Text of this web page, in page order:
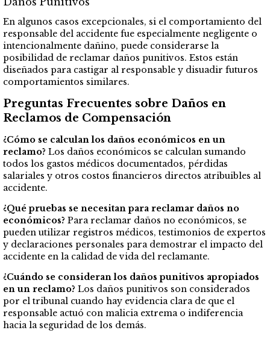
En algunos casos excepcionales, si el comportamiento del
responsable del accidente fue especialmente negligente o
intencionalmente dañino, puede considerarse la
posibilidad de reclamar daños punitivos. Estos están
diseñados para castigar al responsable y disuadir futuros
comportamientos similares.
Preguntas Frecuentes sobre Daños en
Reclamos de Compensación
¿Cómo se calculan los daños económicos en un
reclamo? Los daños económicos se calculan sumando
todos los gastos médicos documentados, pérdidas
salariales y otros costos financieros directos atribuibles al
accidente.
¿Qué pruebas se necesitan para reclamar daños no
económicos? Para reclamar daños no económicos, se
pueden utilizar registros médicos, testimonios de expertos
y declaraciones personales para demostrar el impacto del
accidente en la calidad de vida del reclamante.
¿Cuándo se consideran los daños punitivos apropiados
en un reclamo? Los daños punitivos son considerados
por el tribunal cuando hay evidencia clara de que el
responsable actuó con malicia extrema o indiferencia
hacia la seguridad de los demás.